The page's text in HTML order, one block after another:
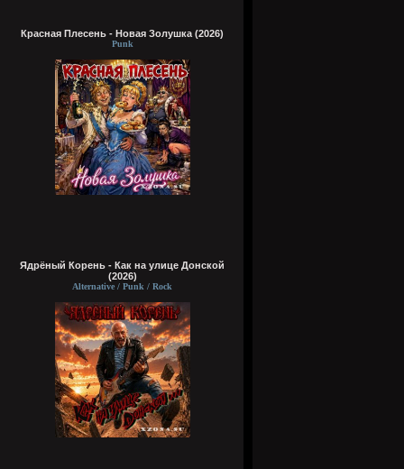
Красная Плесень - Новая Золушка (2026)
Punk
Ядрёный Корень - Как на улице Донской
(2026)
Alternative / Punk / Rock